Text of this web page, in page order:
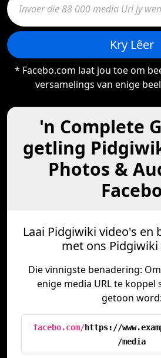
Kry Lêer
* Facebo.com laat jou toe om
versamelings van enige
'n Complete
getling
Photos &
Laai Pidgiwiki video's en
met ons
Die vinnigste benadering:
enige media URL te
getoon word:
facebo.com/https://
/media